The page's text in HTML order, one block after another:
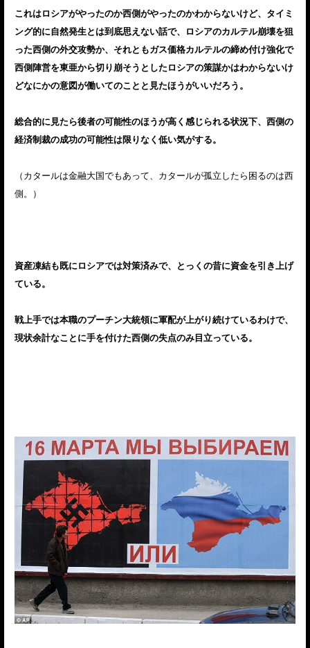
これはロシアがやったのか西側がやったのかわからないけど、タイミ
ング的に自然発生とは到底思えない話で、ロシアのカルテル崩壊を狙
った西側の外交攻勢か、それともガス価格カルテルの締め付け強化で
西側陣営を東亜から切り崩そうとしたロシアの策謀かはわからないけ
どなにかの意図が働いてのことと見たほうがいいだろう。
総合的に見たら後者の可能性のほうが高く感じられる状況下、西側の
経済制裁の成功の可能性は限りなく低い気がする。
（カタールは金融大国でもあって、カタールが孤立したら困るのは西
側。）
資産凍結も既にロシアでは対策済みで、とっくの昔に資金を引き上げ
ている。
戦上手では本職のプーチン大統領に軍配が上がり続けているわけで、
現状余計なことに手を付けた西側の失点のみ目立っている。